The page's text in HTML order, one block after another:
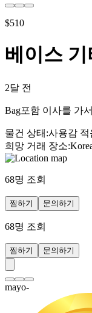
$510
베이스 기
2달 전
Bag포함 이사를 가
물건 상태 :사용감 적
희망 거래 장소:
68명 조회
찜하기 문의하기
68명 조회
찜하기 문의하기
mayo-